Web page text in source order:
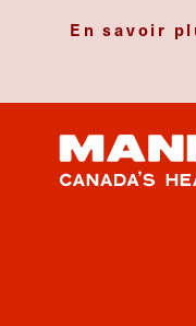
En savoir